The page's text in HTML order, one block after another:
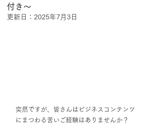
付き〜
更新日： 2025年7月3日
突然ですが、皆さんはビジネスコンテンツ
にまつわる苦いご経験はありませんか？